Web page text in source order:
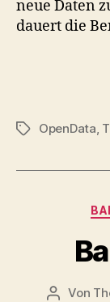
neue Daten
dauert die
Schlagwörter
OpenData,
Von